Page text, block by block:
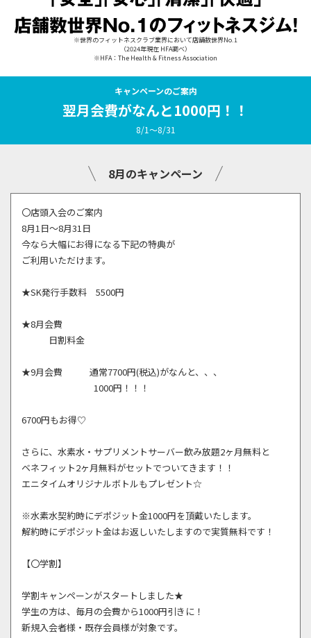
※世界のフィットネスクラブ業界において店舗数世界No.1
（2024年現在 HFA調べ）
※HFA：The Health & Fitness Association
キャンペーンのご案内
翌月会費がなんと1000円！！
8/1～8/31
8月のキャンペーン
〇店頭入会のご案内
8月1日～8月31日
今なら大幅にお得になる下記の特典が
ご利用いただけます。
★SK発行手数料 5500円
★8月会費
日割料金
★9月会費 通常7700円(税込)がなんと、、、
1000円！！！
6700円もお得♡
さらに、水素水・サプリメントサーバー飲み放題2ヶ月無料と
ベネフィット2ヶ月無料がセットでついてきます！！
エニタイムオリジナルボトルもプレゼント☆
※水素水契約時にデポジット金1000円を頂戴いたします。
解約時にデポジット金はお返しいたしますので実質無料です！
【〇学割】
学割キャンペーンがスタートしました★
学生の方は、毎月の会費から1000円引きに！
新規入会者様・既存会員様が対象です。